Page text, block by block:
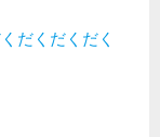
だくだくだく